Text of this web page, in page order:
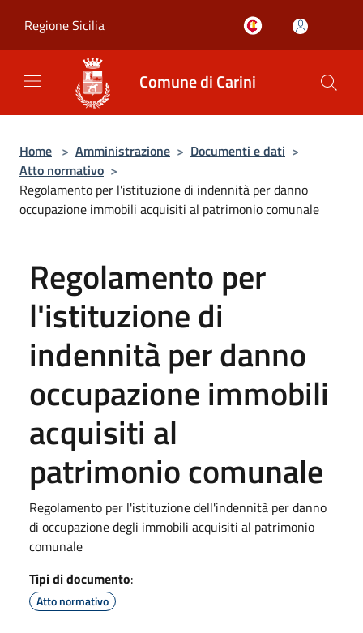
Regione Sicilia
Comune di Carini
Home > Amministrazione > Documenti e dati >
Atto normativo >
Regolamento per l'istituzione di indennità per danno
occupazione immobili acquisiti al patrimonio comunale
Regolamento per
l'istituzione di
indennità per danno
occupazione immobili
acquisiti al
patrimonio comunale
Regolamento per l'istituzione dell'indennità per danno
di occupazione degli immobili acquisiti al patrimonio
comunale
Tipi di documento:
Atto normativo